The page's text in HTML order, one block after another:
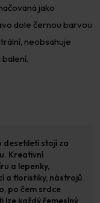
jako
dole černou barvou
neobsahuje
balení.
desetiletí stojí za
Kreativní
a lepenky,
a floristiky, nástrojů
po čem srdce
lze každý řemeslný